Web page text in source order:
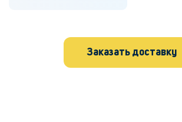
Заказать доставку